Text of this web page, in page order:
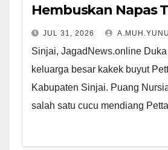
Hembuskan Napas
JUL 31, 2026
Sinjai, JagadNews.online
keluarga besar kakek buyut
Kabupaten Sinjai. Puang
salah satu cucu mendiang